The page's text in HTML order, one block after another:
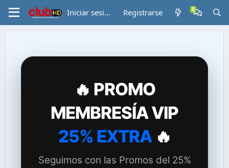
Iniciar sesión Registrarse
🔥 PROMO
MEMBRESÍA VIP
25% EXTRA🔥
Seguimos con las Promos del 25%